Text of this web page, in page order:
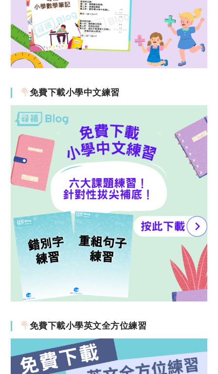
免費下載小學中文練習
免費下載小學英文全方位練習